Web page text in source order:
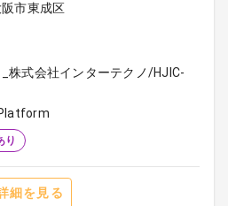
市東成区
株式会社インターテクノ/HJIC-
り
細を見る